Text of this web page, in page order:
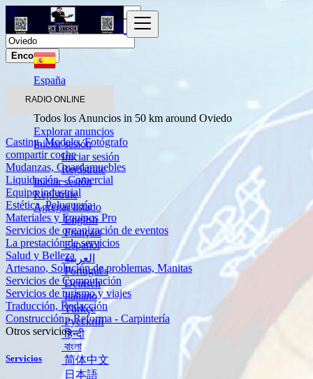
RADIO ONLINE
Explorar anuncios
Iniciar sesión
Iniciar sesión
Regístrate
Iniciar sesión
Regístrate
Agregar listado
English
Français
Español
العربية
Português
Deutsch
Italiano
Türkçe
Русский
हिन्दी
বাংলা
简体中文
日本語
Encontrar
España
Otros servicios
Todos los Anuncios in 50 km around Oviedo
Casting, Modelo, Fotógrafo
compartir coche
Mudanzas, Guardamuebles
Liquidación - Comercial
Equipo industrial
Estética, Peluquería
Materiales y Equipos Pro
Servicios de organización de eventos
La prestación de servicios
Salud y Belleza
Artesano, Solución de problemas, Manitas
Servicios de Computación
Servicios de turismo y viajes
Traducción, Redacción
Construcción - Reforma - Carpintería
Otros servicios
Servicios